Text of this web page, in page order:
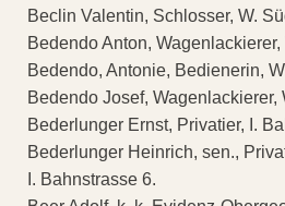
Beclin Valentin, Schlosser, W.
Bedendo Anton,
Bedendo, Antonie, Bedienerin,
Bedendo Josef, Wagenlackierer,
Bederlunger Ernst, Privatier, I.
Bederlunger Heinrich, sen.,
I. Bahnstrasse 6.